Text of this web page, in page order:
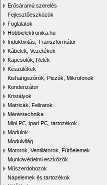
Erősáramú szerelés
Fejlesztőeszközök
Foglalatok
Hobbielektronika.hu
Induktivitás, Transzformátor
Kábelek, Vezetékek
Kapcsolók, Relék
Készülékek
Kishangszórók, Piezók, Mikrofonok
Kondenzátor
Kristályok
Matricák, Feliratok
Méréstechnika
Mini PC, ipari PC, tartozékok
Modulok
Modulvilág
Motorok, Ventilátorok, Fűtőelemek
Munkavédelmi eszközök
Műszerdobozok
Napelemek és tartozékok